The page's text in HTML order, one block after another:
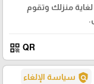
منزلك وتقوم
QR
qr_code
policy سياسة الإلغاء